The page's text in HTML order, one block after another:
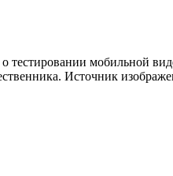
мобильной
Источник